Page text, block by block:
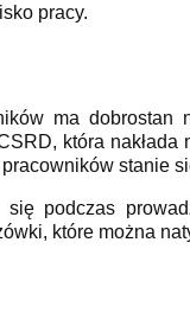
pracy.
ma dobrostan
która nakłada
stanie
podczas
które można